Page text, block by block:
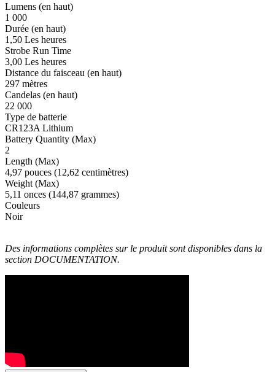
Lumens (en haut)
1 000
Durée (en haut)
1,50 Les heures
Strobe Run Time
3,00 Les heures
Distance du faisceau (en haut)
297 mètres
Candelas (en haut)
22 000
Type de batterie
CR123A Lithium
Battery Quantity (Max)
2
Length (Max)
4,97 pouces (12,62 centimètres)
Weight (Max)
5,11 onces (144,87 grammes)
Couleurs
Noir
Des informations complètes sur le produit sont disponibles dans la
section DOCUMENTATION.